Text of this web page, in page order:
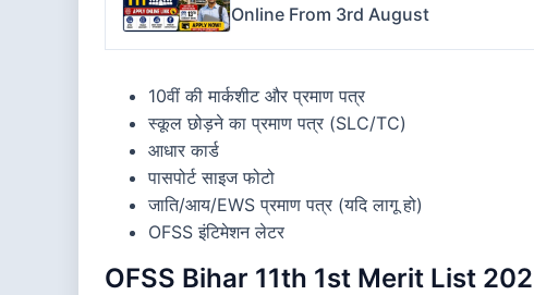
Online From 3rd August
10वीं की मार्कशीट और प्रमाण पत्र
स्कूल छोड़ने का प्रमाण पत्र (SLC/TC)
आधार कार्ड
पासपोर्ट साइज फोटो
जाति/आय/EWS प्रमाण पत्र (यदि लागू हो)
OFSS इंटिमेशन लेटर
OFSS Bihar 11th 1st Merit List